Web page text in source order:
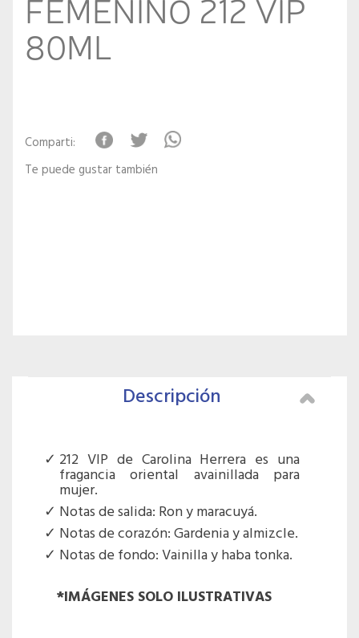
FEMENINO 212 VIP
80ML
Comparti:
Te puede gustar también
Descripción
212 VIP de Carolina Herrera es una
fragancia oriental avainillada para
mujer.
Notas de salida: Ron y maracuyá.
Notas de corazón: Gardenia y almizcle.
Notas de fondo: Vainilla y haba tonka.
*IMÁGENES SOLO ILUSTRATIVAS